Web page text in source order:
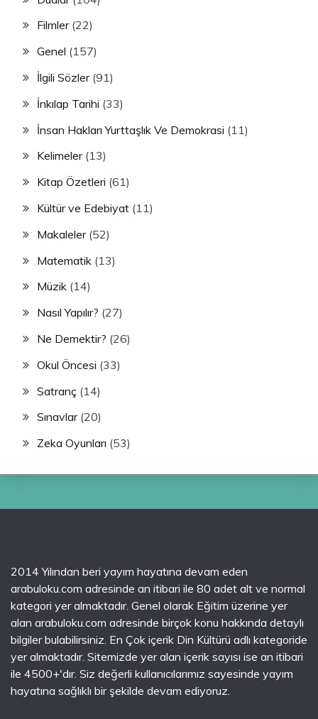
Filmler(22)
Genel (157)
İlgili Sözler(91)
İnkılap Tarihi (33)
İnsan Hakları Yurttaşlık Ve Demokrasi (11)
Kelimeler(13)
Kitap Özetleri (61)
Kültür ve Edebiyat (11)
Makaleler(52)
Matematik (13)
Müzik (14)
Nasıl Yapılır? (27)
Ne Demektir? (26)
Okul Öncesi (33)
Satranç (14)
Sınavlar(20)
Zeka Oyunları (53)
2014 Yılından beri yayım hayatına devam eden
arabuloku.com adresinde an itibari ile 80 adet alt ve normal
kategori yer almaktadır. Genel olarak Eğitim üzerine yer
alan arabuloku.com adresinde birçok konu hakkında detaylı
bilgiler bulabilirsiniz. En Çok içerik Din Kültürü adlı kategoride
yer almaktadır. Sitemizde yer alan içerik sayısı ise an itibari
ile 4500+'dır. Siz değerli kullanıcılarımız sayesinde yayım
hayatına sağlıklı bir şekilde devam ediyoruz.